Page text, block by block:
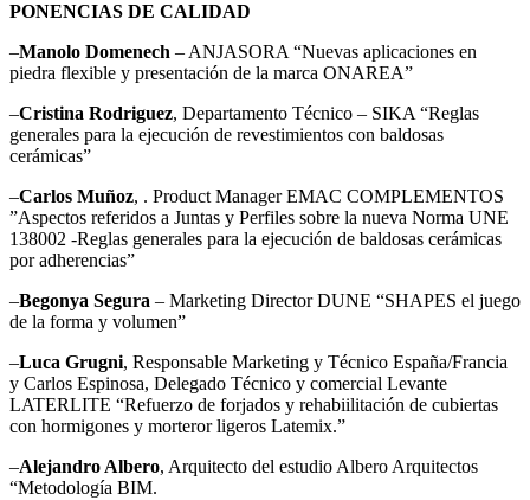
PONENCIAS DE CALIDAD
–Manolo Domenech – ANJASORA “Nuevas aplicaciones en
piedra flexible y presentación de la marca ONAREA”
–Cristina Rodriguez, Departamento Técnico – SIKA “Reglas
generales para la ejecución de revestimientos con baldosas
cerámicas”
–Carlos Muñoz, . Product Manager EMAC COMPLEMENTOS
”Aspectos referidos a Juntas y Perfiles sobre la nueva Norma UNE
138002 -Reglas generales para la ejecución de baldosas cerámicas
por adherencias”
–Begonya Segura – Marketing Director DUNE “SHAPES el juego
de la forma y volumen”
–Luca Grugni, Responsable Marketing y Técnico España/Francia
y Carlos Espinosa, Delegado Técnico y comercial Levante
LATERLITE “Refuerzo de forjados y rehabiilitación de cubiertas
con hormigones y morteror ligeros Latemix.”
–Alejandro Albero, Arquitecto del estudio Albero Arquitectos
“Metodología BIM.